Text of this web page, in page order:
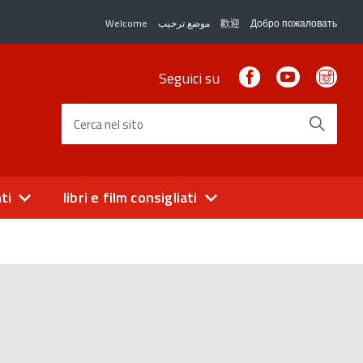
Welcome موضع ترحيب 歡迎 Добро пожаловать
Seguici su FacebookYoutube
Cerca nel sito
libri e film consigliati